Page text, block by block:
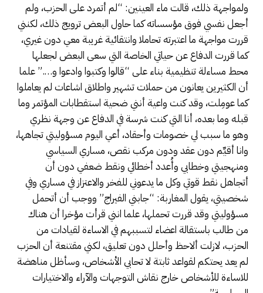
ولمواجهة ذلك، قالت ماء العينين: “لم أتمرد على الحزب، ولم
أجعل نفسي فوق مؤسساته كما حاول البعض ترويج ذلك، لكنني
قررت مواجهة ما اعتبرته تحاملا وانتقائية غريبة معي دون غيري،
كما قررت الدفاع عن حياتي الخاصة التي سعى البعض لجعلها
محط مساءلة تنظيمية بناء على “قالوا وكتبوا وادعوا و….” علما
أن الكثيرين يعانون من حملات تشهير واطلاق اشاعات لم يعاملوا
كما عومِلت، وقد كنت واعية أنني ضحية استقطابات المؤتمر وما
قبله وما بعده، أنا التي كنت شرسة في الدفاع عن وجهة نظري
وهو ما سبب لي خصومات وأحقاد، أعي اليوم مسؤوليتي تجاهها،
وانا أقيِّم دون عقد ودون مركب نقص، مساري السياسي
ومنهجيتي وخطابي وأُعدد أخطائي ونقط ضعفي دون أن
أتجاهل نقط قوتي وكل ما يدعوني للفخر والاعتزاز في مساري وفي
شخصيتي، يقول المغاربة: “جابني الفيراج” ووجب أن أتحمل
مسؤوليتي وقد قررت تحملها، علما انني قرأت مؤخرا أن هناك
من طالب باستقالة اعضاء لتسببهم في الاساءة لقيادات من
الحزب، لازلت ألاحظ وأحلل دون تعليق، لكني مقتنعة أن الحزب
لم يعد يحتكم لقواعد ثابتة لا تحابي الأشخاص، وسأظل مناهضة
للاساءة للأشخاص خارج نقاش التوجهات والآراء والاختيارات